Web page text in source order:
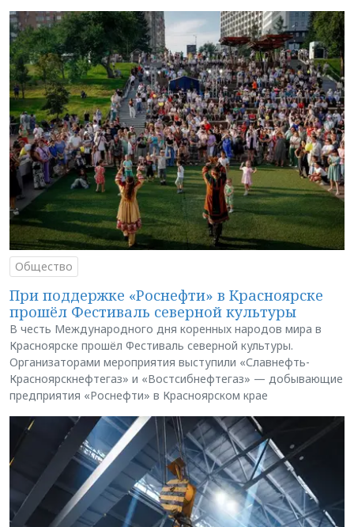
Общество
При поддержке «Роснефти» в Красноярске
прошёл Фестиваль северной культуры
В честь Международного дня коренных народов мира в
Красноярске прошёл Фестиваль северной культуры.
Организаторами мероприятия выступили «Славнефть-
Красноярскнефтегаз» и «Востсибнефтегаз» — добывающие
предприятия «Роснефти» в Красноярском крае